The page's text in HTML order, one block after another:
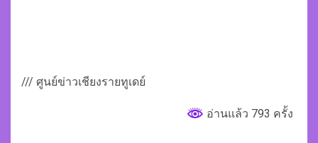
/// ศูนย์ข่าวเชียงรายทูเดย์
อ่านแล้ว 793 ครั้ง